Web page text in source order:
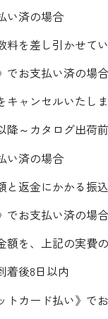
い済の場合
を差し引かせて
でお支払い済の場合
ャンセルいたしま
～カタログ出荷前
い済の場合
と返金にかかる振
でお支払い済の場合
額を、上記の実費
後8日以内
トカード払い》で